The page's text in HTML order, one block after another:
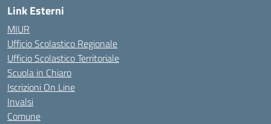
Link Esterni
MIUR
Ufficio Scolastico Regionale
Ufficio Scolastico Territoriale
Scuola in Chiaro
Iscrizioni On Line
Invalsi
Comune